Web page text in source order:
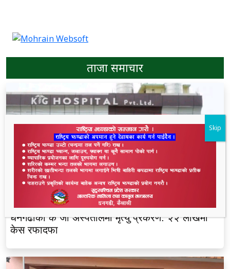
ताजा समाचार
धनगढीको के जी अस्पतालमा मृत्यु प्रकरण: २२ लाखमा
केस रफादफा
Skip